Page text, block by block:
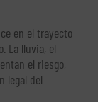
en el trayecto
La lluvia, el
el riesgo,
legal del